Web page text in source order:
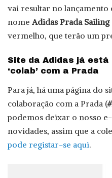
vai resultar no lançamento
nome Adidas Prada Sailing
vermelho, que terão um
Site da Adidas já
‘colab’ com a Prada
Para já, há uma página do
colaboração com a Prada (
podemos deixar o nosso
novidades, assim que a
pode registar-se aqui.